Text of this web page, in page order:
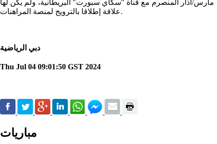
مارس/آذار المنصرم مع قناة "سكاي سبورت" البريطانية، ولم يكن لها
علاقة إطلاقا بالترويج لمنصة المراهنات.
دبي الرياضية
Thu Jul 04 09:01:50 GST 2024
مباريات